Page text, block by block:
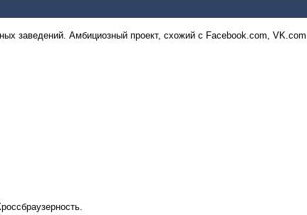
заведений. Амбициозный проект, схожий с Facebook.com,